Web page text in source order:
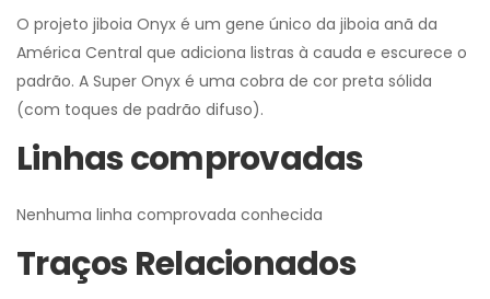
O projeto jiboia Onyx é um gene único da jiboia anã da
América Central que adiciona listras à cauda e escurece o
padrão. A Super Onyx é uma cobra de cor preta sólida
(com toques de padrão difuso).
Linhas comprovadas
Nenhuma linha comprovada conhecida
Traços Relacionados